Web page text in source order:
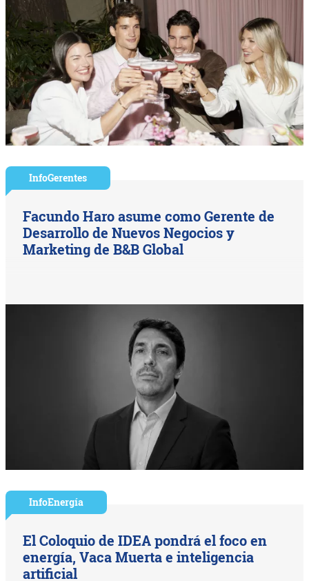
InfoGerentes
Facundo Haro asume como Gerente de
Desarrollo de Nuevos Negocios y
Marketing de B&B Global
InfoEnergía
El Coloquio de IDEA pondrá el foco en
energía, Vaca Muerta e inteligencia
artificial